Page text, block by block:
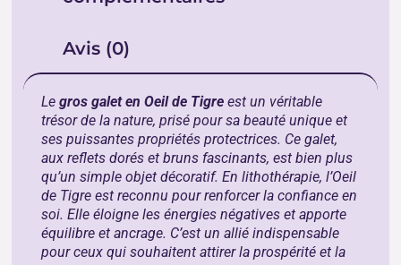
Avis (0)
Legros galet en Oeil de Tigre est un véritable
trésor de la nature, prisé pour sa beauté unique et
ses puissantes propriétés protectrices. Ce galet,
aux reflets dorés et bruns fascinants, est bien plus
qu’un simple objet décoratif. En lithothérapie, l’Oeil
de Tigre est reconnu pour renforcer la confiance en
soi. Elle éloigne les énergies négatives et apporte
équilibre et ancrage. C’est un allié indispensable
pour ceux qui souhaitent attirer la prospérité et la